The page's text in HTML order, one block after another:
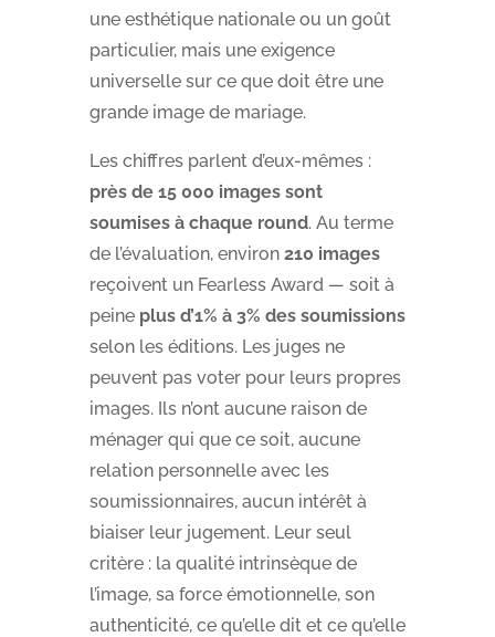
une esthétique nationale ou un goût
particulier, mais une exigence
universelle sur ce que doit être une
grande image de mariage.
Les chiffres parlent d’eux-mêmes :
près de 15 000 images sont
soumises à chaque round. Au terme
de l’évaluation, environ 210 images
reçoivent un Fearless Award — soit à
peine plus d’1% à 3% des soumissions
selon les éditions. Les juges ne
peuvent pas voter pour leurs propres
images. Ils n’ont aucune raison de
ménager qui que ce soit, aucune
relation personnelle avec les
soumissionnaires, aucun intérêt à
biaiser leur jugement. Leur seul
critère : la qualité intrinsèque de
l’image, sa force émotionnelle, son
authenticité, ce qu’elle dit et ce qu’elle